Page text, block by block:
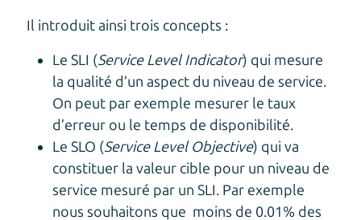
Il introduit ainsi trois concepts :
Le SLI (Service Level Indicator) qui mesure
la qualité d’un aspect du niveau de service.
On peut par exemple mesurer le taux
d’erreur ou le temps de disponibilité.
Le SLO (Service Level Objective) qui va
constituer la valeur cible pour un niveau de
service mesuré par un SLI. Par exemple
nous souhaitons que moins de 0.01% des